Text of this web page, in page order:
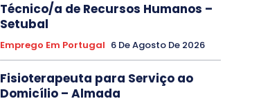
Técnico/a de Recursos Humanos –
Setubal
Emprego Em Portugal 6 De Agosto De 2026
Fisioterapeuta para Serviço ao
Domicílio – Almada